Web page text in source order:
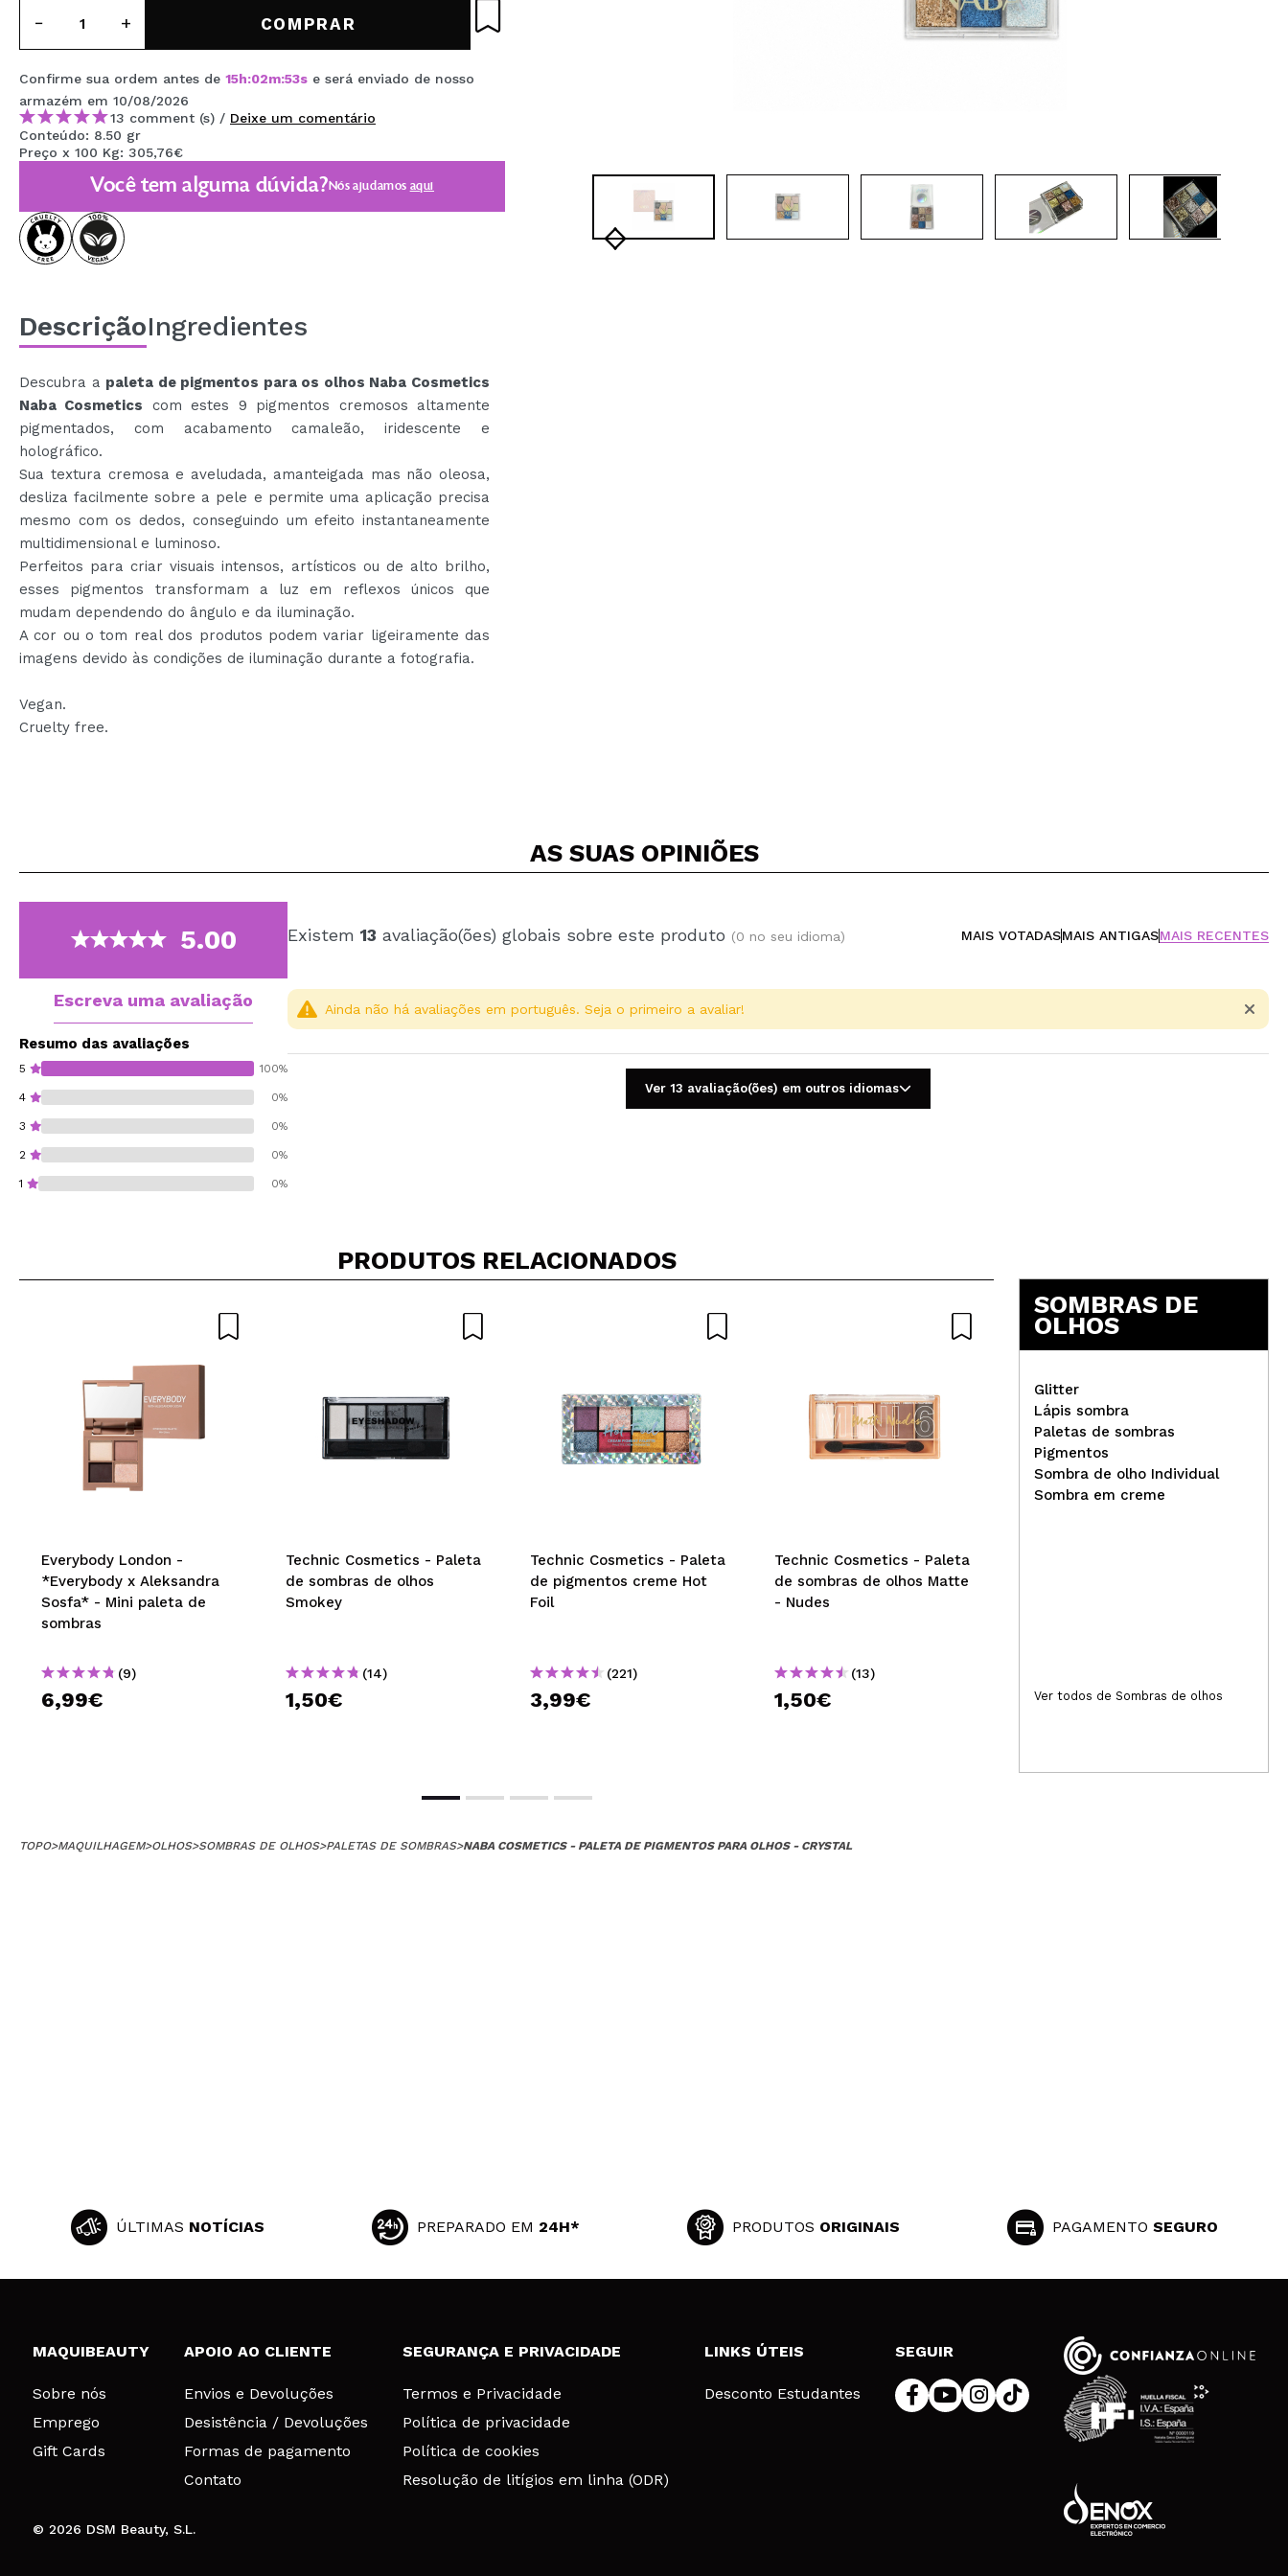
MAQUIFARMA
TRAVEL SIZE
NATURE
DESCONTOS
OUTLET
EM BREVE
BLOG
COMPRAR
Confirme sua ordem antes de 15h:02m:53s e será enviado de nosso
armazém em 10/08/2026
13 comment (s) / Deixe um comentário
Conteúdo: 8.50 gr
Preço x 100 Kg: 305,76€
Você tem alguma dúvida?Nós ajudamos aqui
DescriçãoIngredientes
Descubra a paleta de pigmentos para os olhos Naba Cosmetics
Naba Cosmetics com estes 9 pigmentos cremosos altamente
pigmentados, com acabamento camaleão, iridescente e
holográfico.
Sua textura cremosa e aveludada, amanteigada mas não oleosa,
desliza facilmente sobre a pele e permite uma aplicação precisa
mesmo com os dedos, conseguindo um efeito instantaneamente
multidimensional e luminoso.
Perfeitos para criar visuais intensos, artísticos ou de alto brilho,
esses pigmentos transformam a luz em reflexos únicos que
mudam dependendo do ângulo e da iluminação.
A cor ou o tom real dos produtos podem variar ligeiramente das
imagens devido às condições de iluminação durante a fotografia.
Vegan.
Cruelty free.
AS SUAS OPINIÕES
5.00
Escreva uma avaliação
Resumo das avaliações
5 100%
4 0%
3 0%
2 0%
1 0%
Existem 13 avaliação(ões) globais sobre este produto (0 no seu idioma) MAIS VOTADASMAIS ANTIGASMAIS RECENTES
Ainda não há avaliações em português. Seja o primeiro a avaliar!
Ver 13 avaliação(ões) em outros idiomas
PRODUTOS RELACIONADOS
Everybody London -
*Everybody x Aleksandra
Sosfa* - Mini paleta de
sombras
(9)
6,99€
Technic Cosmetics - Paleta
de sombras de olhos
Smokey
(14)
1,50€
Technic Cosmetics - Paleta
de pigmentos creme Hot
Foil
(221)
3,99€
Technic Cosmetics - Paleta
de sombras de olhos Matte
- Nudes
(13)
1,50€
Catrice - Mini paleta de
sombras 5 In a Box - 010:
Golden Nude Look
4,69€
SOMBRAS DE
OLHOS
Glitter
Lápis sombra
Paletas de sombras
Pigmentos
Sombra de olho Individual
Sombra em creme
Ver todos de Sombras de olhos
TOPO>MAQUILHAGEM>OLHOS>SOMBRAS DE OLHOS>PALETAS DE SOMBRAS>NABA COSMETICS - PALETA DE PIGMENTOS PARA OLHOS - CRYSTAL
ÚLTIMAS NOTÍCIAS PREPARADO EM 24H* PRODUTOS ORIGINAIS PAGAMENTOSEGURO
MAQUIBEAUTY
Sobre nós
Emprego
Gift Cards
APOIO AO CLIENTE
Envios e Devoluções
Desistência / Devoluções
Formas de pagamento
Contato
SEGURANÇA E PRIVACIDADE
Termos e Privacidade
Política de privacidade
Política de cookies
Resolução de litígios em linha (ODR)
LINKS ÚTEIS
Desconto Estudantes
SEGUIR
© 2026 DSM Beauty, S.L.